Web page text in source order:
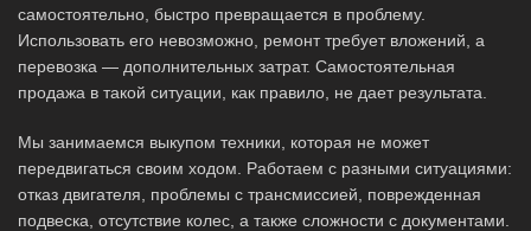
самостоятельно, быстро превращается в проблему.
Использовать его невозможно, ремонт требует вложений, а
перевозка — дополнительных затрат. Самостоятельная
продажа в такой ситуации, как правило, не дает результата.
Мы занимаемся выкупом техники, которая не может
передвигаться своим ходом. Работаем с разными ситуациями:
отказ двигателя, проблемы с трансмиссией, поврежденная
подвеска, отсутствие колес, а также сложности с документами.